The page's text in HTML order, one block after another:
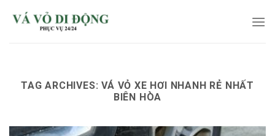
TAG ARCHIVES:VÁ VỎ XE HƠI NHANH RẺ NHẤT
BIÊN HÒA